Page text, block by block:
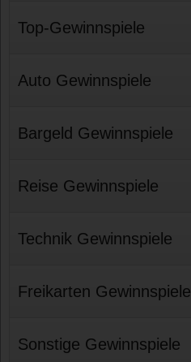
Top-Gewinnspiele
Auto Gewinnspiele
Bargeld Gewinnspiele
Reise Gewinnspiele
Technik Gewinnspiele
Freikarten Gewinnspiele
Sonstige Gewinnspiele